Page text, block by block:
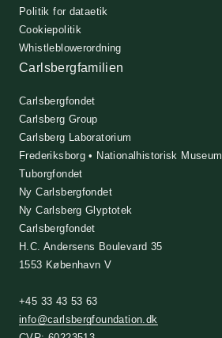
Politik for dataetik
Cookiepolitik
Whistleblowerordning
Carlsbergfamilien
Carlsbergfondet
Carlsberg Group
Carlsberg Laboratorium
Frederiksborg • Nationalhistorisk Museum
Tuborgfondet
Ny Carlsbergfondet
Ny Carlsberg Glyptotek
Carlsbergfondet
H.C. Andersens Boulevard 35
1553 København V
+45 33 43 53 63
info@carlsbergfoundation.dk